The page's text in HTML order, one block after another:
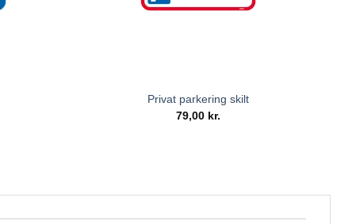
Privat parkering skilt
79,00 kr.